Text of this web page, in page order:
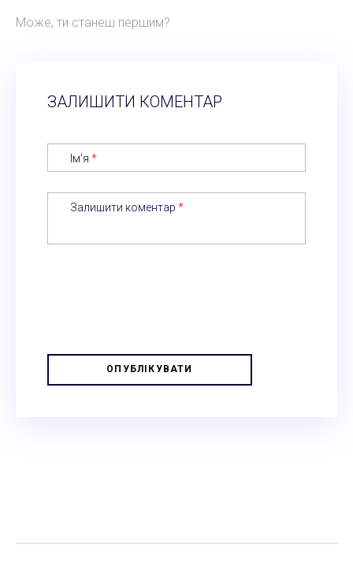
Може, ти станеш першим?
ЗАЛИШИТИ КОМЕНТАР
Ім’я *
Залишити коментар *